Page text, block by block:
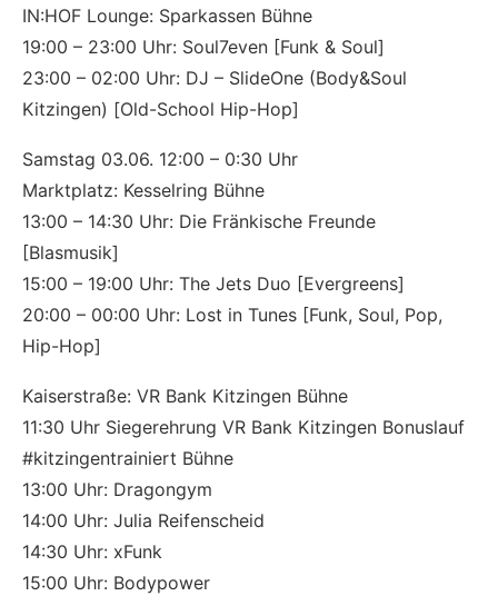
IN:HOF Lounge: Sparkassen Bühne
19:00 – 23:00 Uhr: Soul7even [Funk & Soul]
23:00 – 02:00 Uhr: DJ – SlideOne (Body&Soul
Kitzingen) [Old-School Hip-Hop]
Samstag 03.06. 12:00 – 0:30 Uhr
Marktplatz: Kesselring Bühne
13:00 – 14:30 Uhr: Die Fränkische Freunde
[Blasmusik]
15:00 – 19:00 Uhr: The Jets Duo [Evergreens]
20:00 – 00:00 Uhr: Lost in Tunes [Funk, Soul, Pop,
Hip-Hop]
Kaiserstraße: VR Bank Kitzingen Bühne
11:30 Uhr Siegerehrung VR Bank Kitzingen Bonuslauf
#kitzingentrainiert Bühne
13:00 Uhr: Dragongym
14:00 Uhr: Julia Reifenscheid
14:30 Uhr: xFunk
15:00 Uhr: Bodypower